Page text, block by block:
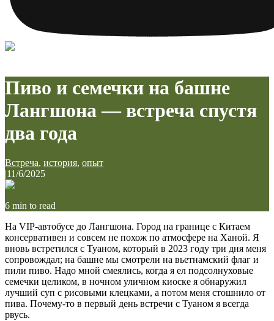
Пиво и семечки на башне
Лангшона — встреча спустя
два года
Встреча, история, опыт
|11/6/2025
6 min to read
На VIP-автобусе до Лангшона. Город на границе с Китаем
консервативен и совсем не похож по атмосфере на Ханой. Я
вновь встретился с Туаном, который в 2023 году три дня меня
сопровождал; на башне мы смотрели на вьетнамский флаг и
пили пиво. Надо мной смеялись, когда я ел подсолнуховые
семечки целиком, в ночном уличном киоске я обнаружил
лучший суп с рисовыми клецками, а потом меня стошнило от
пива. Почему-то в первый день встречи с Туаном я всегда
рвусь.